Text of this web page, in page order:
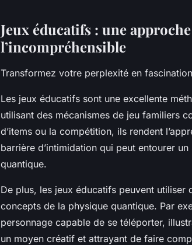
Jeux éducatifs : une
l’incompréhensible
Transformez votre perplexité en
Les jeux éducatifs sont une excellente
utilisant des mécanismes de jeu familiers
d’items ou la compétition, ils rendent
barrière d’intimidation qui peut entourer
quantique.
De plus, les jeux éducatifs peuvent
concepts de la physique quantique. Par
personnage capable de se téléporter,
un moyen créatif et attrayant de faire